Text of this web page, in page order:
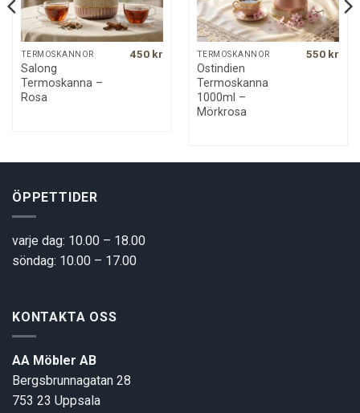
TERMOSKANNOR
Salong
Termoskanna –
Rosa
450 kr TERMOSKANNOR
Ostindien
Termoskanna
1000ml –
Mörkrosa
550 kr
ÖPPETTIDER
varje dag: 10.00 – 18.00
söndag: 10.00 – 17.00
KONTAKTA OSS
AA Möbler AB
Bergsbrunnagatan 28
753 23 Uppsala